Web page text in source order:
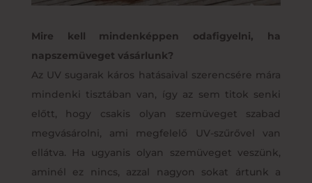
Mire kell mindenképpen odafigyelni, ha
napszemüveget vásárlunk?
Az UV sugarak káros hatásaival szerencsére mára
mindenki tisztában van, így az sem titok senki
előtt, hogy csakis olyan szemüveget szabad
megvásárolni, ami megfelelő UV-szűrővel van
ellátva. Ha ugyanis olyan szemüveget veszünk,
aminél ez nincs, azzal nagyon sokat ártunk a